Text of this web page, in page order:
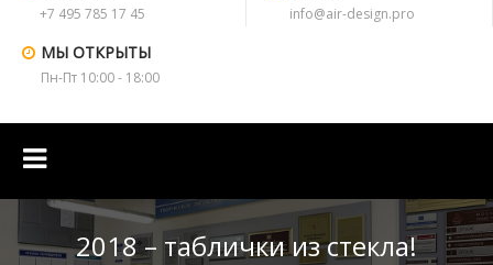
+7 495 785 17 45 info@air-design.pro
МЫ ОТКРЫТЫ
Пн-Пт 10:00 - 18:00
2018 – таблички из стекла!